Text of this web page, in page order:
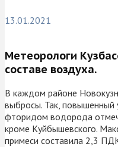
13.01.2021
Метеорологи
составе воздуха.
В каждом районе
выбросы. Так, повышенный
фторидом водорода
кроме Куйбышевского.
примеси составила 2,3